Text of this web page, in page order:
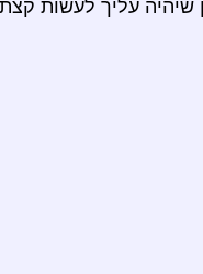
עליך לעשות קצת